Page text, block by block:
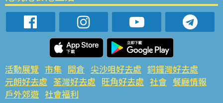
活動展覽 市集 開倉 尖沙咀好去處 銅鑼灣好去處
元朗好去處 荃灣好去處 旺角好去處 社會 餐廳情報
戶外郊遊 社會福利